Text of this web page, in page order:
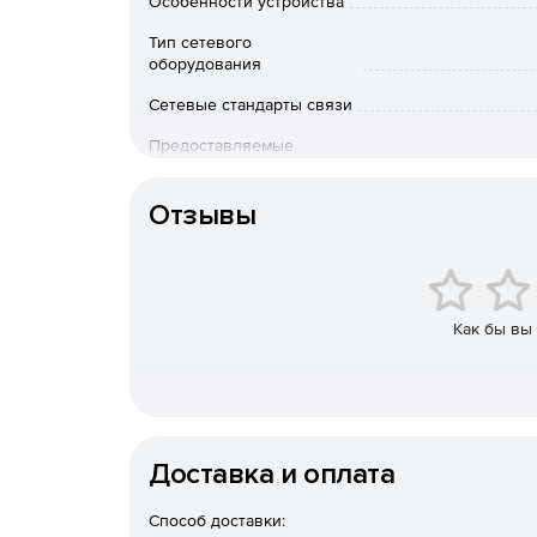
Одновременная
ТехнологияMU
Устройство
Тип сетевого
оборудования
Сетевые стандарты связи
Предоставляемые
Управление трафиком
Отзывы
Как бы вы
Доставка и оплата
Способ доставки: